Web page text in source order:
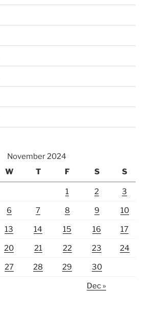
November 2024
W T F S S
1 2 3
6 7 8 9 10
13 14 15 16 17
20 21 22 23 24
27 28 29 30
Dec »